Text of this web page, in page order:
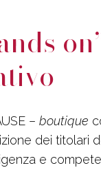
– boutique
dei titolari
e